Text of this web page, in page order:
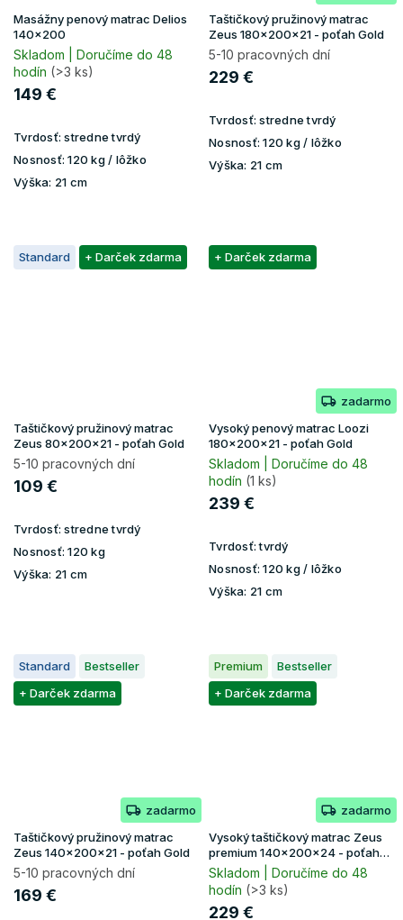
Masážny penový matrac Delios
140x200
Skladom | Doručíme do 48
hodín (>3 ks)
149 €
Tvrdosť: stredne tvrdý
Nosnosť: 120 kg / lôžko
Výška: 21 cm
Taštičkový pružinový matrac
Zeus 180x200x21 - poťah Gold
5-10 pracovných dní
229 €
Tvrdosť: stredne tvrdý
Nosnosť: 120 kg / lôžko
Výška: 21 cm
Standard + Darček zdarma
Taštičkový pružinový matrac
Zeus 80x200x21 - poťah Gold
5-10 pracovných dní
109 €
Tvrdosť: stredne tvrdý
Nosnosť: 120 kg
Výška: 21 cm
+ Darček zdarma
zadarmo
Vysoký penový matrac Loozi
180x200x21 - poťah Gold
Skladom | Doručíme do 48
hodín (1 ks)
239 €
Tvrdosť:tvrdý
Nosnosť: 120 kg / lôžko
Výška: 21 cm
Standard
Bestseller
+ Darček zdarma
zadarmo
Taštičkový pružinový matrac
Zeus 140x200x21 - poťah Gold
5-10 pracovných dní
169 €
Premium
Bestseller
+ Darček zdarma
zadarmo
Vysoký taštičkový matrac Zeus
premium 140x200x24 - poťah
Aloe Vera
Skladom | Doručíme do 48
hodín (>3 ks)
229 €